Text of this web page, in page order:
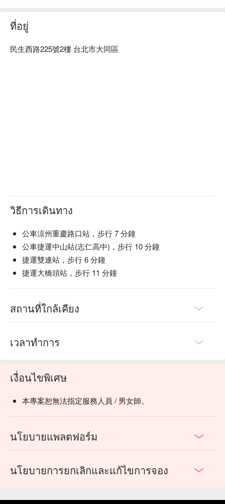
ที่อยู่
民生西路225號2樓 台北市大同區
วิธีการเดินทาง
公車涼州重慶路口站，步行 7 分鐘
公車捷運中山站(志仁高中)，步行 10 分鐘
捷運雙連站，步行 6 分鐘
捷運大橋頭站，步行 11 分鐘
สถานที่ใกล้เคียง
เวลาทำการ
เงื่อนไขพิเศษ
本專案恕無法指定服務人員 / 男女師。
นโยบายแพลตฟอร์ม
นโยบายการยกเลิกและแก้ไขการจอง